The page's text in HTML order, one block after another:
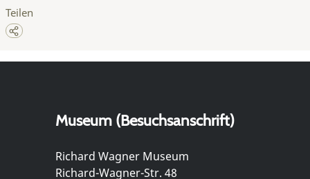
Teilen
Museum (Besuchsanschrift)
Richard Wagner Museum
Richard-Wagner-Str. 48